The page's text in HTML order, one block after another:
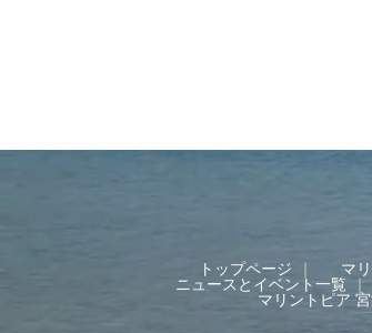
トップページ マ
ニュースとイベント一覧
マリントピア